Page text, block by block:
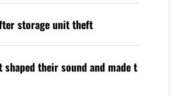
storage unit theft
shaped their sound and made t